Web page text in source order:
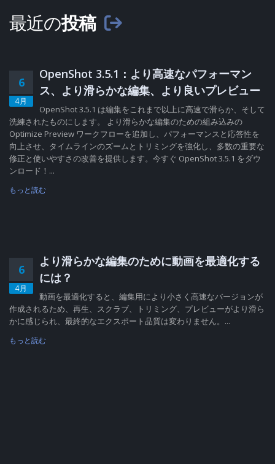
最近の投稿
6
4月
OpenShot 3.5.1：より高速なパフォーマン
ス、より滑らかな編集、より良いプレビュー
OpenShot 3.5.1 は編集をこれまで以上に高速で滑らか、そして
洗練されたものにします。 より滑らかな編集のための組み込みの
Optimize Preview ワークフローを追加し、パフォーマンスと応答性を
向上させ、タイムラインのズームとトリミングを強化し、多数の重要な
修正と使いやすさの改善を提供します。今すぐ OpenShot 3.5.1 をダウ
ンロード！...
もっと読む
6
4月
より滑らかな編集のために動画を最適化する
には？
動画を最適化すると、編集用により小さく高速なバージョンが
作成されるため、再生、スクラブ、トリミング、プレビューがより滑ら
かに感じられ、最終的なエクスポート品質は変わりません。...
もっと読む